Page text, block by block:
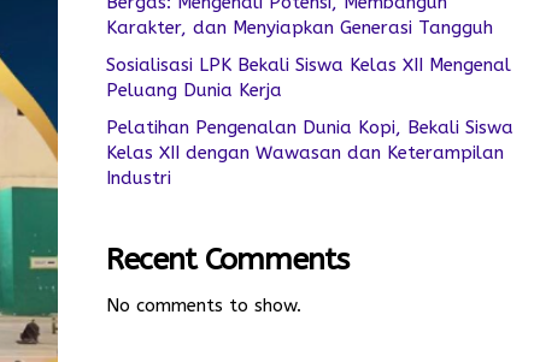
Karakter, dan Menyiapkan Generasi Tangguh
Sosialisasi LPK Bekali Siswa Kelas XII Mengenal
Peluang Dunia Kerja
Pelatihan Pengenalan Dunia Kopi, Bekali Siswa
Kelas XII dengan Wawasan dan Keterampilan
Industri
Recent Comments
No comments to show.